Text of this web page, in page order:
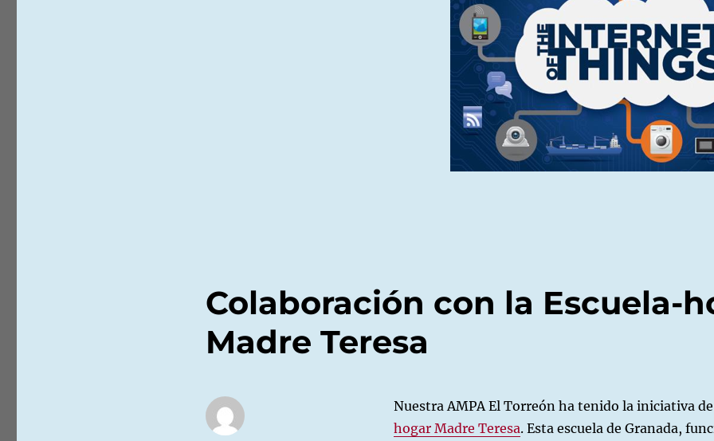
Colaboración con la Escuela-
Madre Teresa
Nuestra AMPA El Torreón ha tenido la iniciativa
hogar Madre Teresa. Esta escuela de Granada,